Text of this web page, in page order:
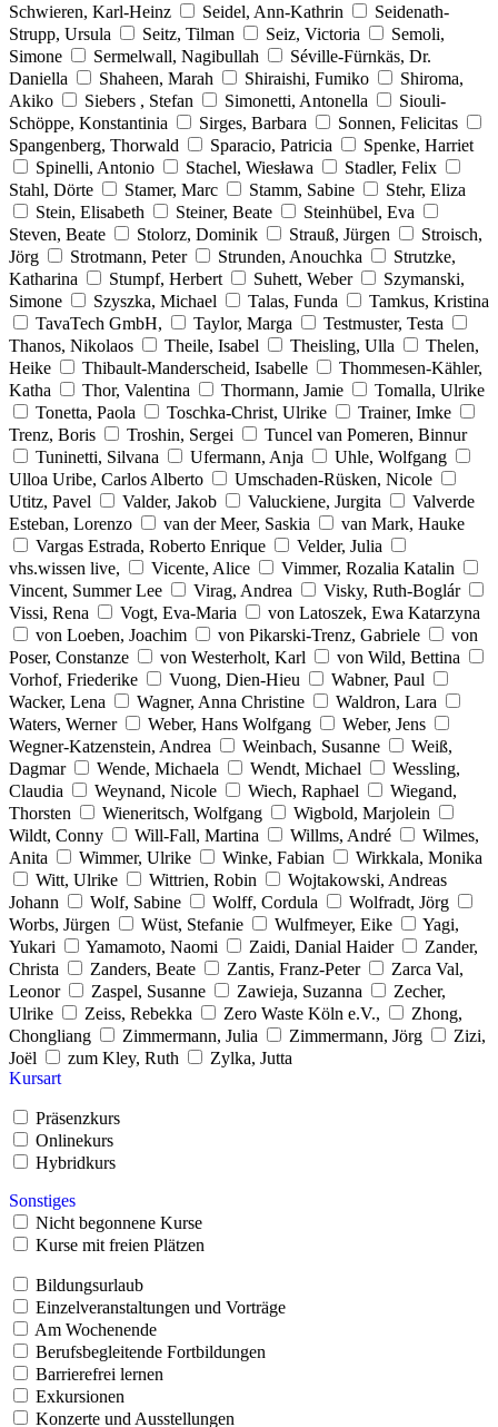
Schwieren, Karl-Heinz
Seidel, Ann-Kathrin
Seidenath-
Strupp, Ursula
Seitz, Tilman Seiz, Victoria
Semoli,
Simone
Sermelwall, Nagibullah
Séville-Fürnkäs, Dr.
Daniella
Shaheen, Marah Shiraishi, Fumiko
Shiroma,
Akiko
Siebers , Stefan Simonetti, Antonella
Siouli-
Schöppe, Konstantinia
Sirges, Barbara
Sonnen, Felicitas
Spangenberg, Thorwald
Sparacio, Patricia
Spenke, Harriet
Spinelli, Antonio
Stachel, Wiesława
Stadler, Felix
Stahl, Dörte
Stamer, Marc Stamm, Sabine
Stehr, Eliza
Stein, Elisabeth
Steiner, Beate
Steinhübel, Eva
Steven, Beate
Stolorz, Dominik Strauß, Jürgen
Stroisch,
Jörg
Strotmann, Peter Strunden, Anouchka
Strutzke,
Katharina
Stumpf, Herbert Suhett, Weber
Szymanski,
Simone
Szyszka, Michael Talas, Funda
Tamkus, Kristina
TavaTech GmbH,
Taylor, Marga
Testmuster, Testa
Thanos, Nikolaos
Theile, Isabel Theisling, Ulla
Thelen,
Heike
Thibault-Manderscheid, Isabelle
Thommesen-Kähler,
Katha
Thor, Valentina Thormann, Jamie
Tomalla, Ulrike
Tonetta, Paola
Toschka-Christ, Ulrike
Trainer, Imke
Trenz, Boris
Troshin, Sergei
Tuncel van Pomeren, Binnur
Tuninetti, Silvana
Ufermann, Anja
Uhle, Wolfgang
Ulloa Uribe, Carlos Alberto
Umschaden-Rüsken, Nicole
Utitz, Pavel
Valder, Jakob Valuckiene, Jurgita
Valverde
Esteban, Lorenzo
van der Meer, Saskia
van Mark, Hauke
Vargas Estrada, Roberto Enrique
Velder, Julia
vhs.wissen live,
Vicente, Alice
Vimmer, Rozalia Katalin
Vincent, Summer Lee
Virag, Andrea
Visky, Ruth-Boglár
Vissi, Rena
Vogt, Eva-Maria
von Latoszek, Ewa Katarzyna
von Loeben, Joachim
von Pikarski-Trenz, Gabriele
von
Poser, Constanze
von Westerholt, Karl
von Wild, Bettina
Vorhof, Friederike
Vuong, Dien-Hieu
Wabner, Paul
Wacker, Lena
Wagner, Anna Christine
Waldron, Lara
Waters, Werner
Weber, Hans Wolfgang
Weber, Jens
Wegner-Katzenstein, Andrea
Weinbach, Susanne
Weiß,
Dagmar
Wende, Michaela Wendt, Michael
Wessling,
Claudia
Weynand, Nicole Wiech, Raphael
Wiegand,
Thorsten
Wieneritsch, Wolfgang
Wigbold, Marjolein
Wildt, Conny
Will-Fall, Martina Willms, André
Wilmes,
Anita
Wimmer, Ulrike Winke, Fabian
Wirkkala, Monika
Witt, Ulrike
Wittrien, Robin
Wojtakowski, Andreas
Johann
Wolf, Sabine Wolff, Cordula
Wolfradt, Jörg
Worbs, Jürgen
Wüst, Stefanie Wulfmeyer, Eike
Yagi,
Yukari
Yamamoto, Naomi Zaidi, Danial Haider
Zander,
Christa
Zanders, Beate Zantis, Franz-Peter
Zarca Val,
Leonor
Zaspel, Susanne Zawieja, Suzanna
Zecher,
Ulrike
Zeiss, Rebekka Zero Waste Köln e.V.,
Zhong,
Chongliang
Zimmermann, Julia Zimmermann, Jörg
Zizi,
Joël
zum Kley, Ruth
Zylka, Jutta
Kursart
Präsenzkurs
Onlinekurs
Hybridkurs
Sonstiges
Nicht begonnene Kurse
Kurse mit freien Plätzen
Bildungsurlaub
Einzelveranstaltungen und Vorträge
Am Wochenende
Berufsbegleitende Fortbildungen
Barrierefrei lernen
Exkursionen
Konzerte und Ausstellungen